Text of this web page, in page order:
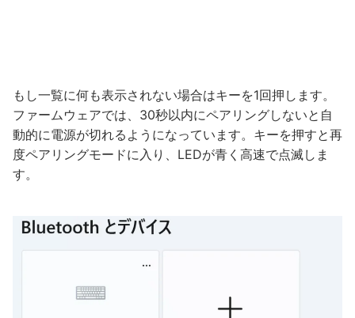
もし一覧に何も表示されない場合はキーを1回押します。
ファームウェアでは、30秒以内にペアリングしないと自
動的に電源が切れるようになっています。キーを押すと再
度ペアリングモードに入り、LEDが青く高速で点滅しま
す。